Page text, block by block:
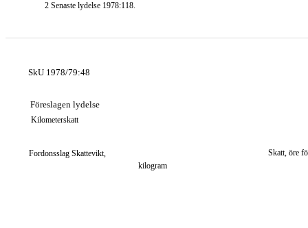
2 Senaste lydelse 1978:118.
SkU 1978/79:48
Föreslagen lydelse
Kilometerskatt
Skatt, öre
Fordonsslag Skattevikt,
kilogram